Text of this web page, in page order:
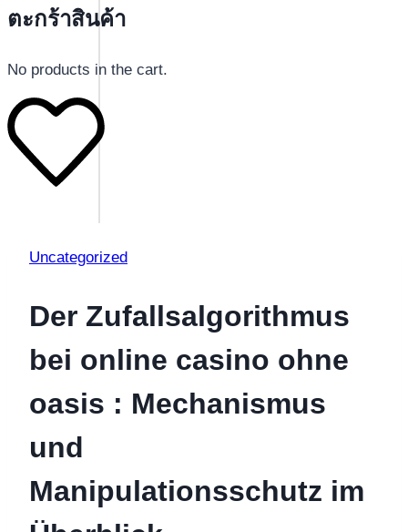
ตะกร้าสินค้า
No products in the cart.
Uncategorized
Der Zufallsalgorithmus
bei online casino ohne
oasis : Mechanismus
und
Manipulationsschutz im